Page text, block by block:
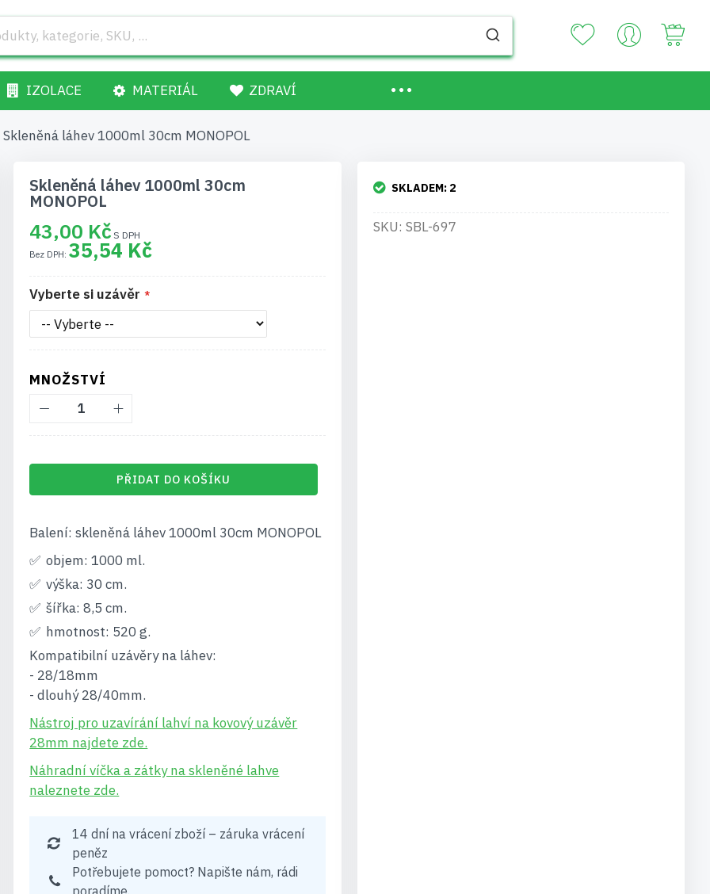
IZOLACE MATERIÁL ZDRAVÍ
Skleněná láhev 1000ml 30cm MONOPOL
Skleněná láhev 1000ml 30cm
MONOPOL
43,00 Kč
35,54 Kč
Vyberte si uzávěr
MNOŽSTVÍ
PŘIDAT DO KOŠÍKU
Balení: skleněná láhev 1000ml 30cm MONOPOL
objem: 1000 ml.
výška: 30 cm.
šířka: 8,5 cm.
hmotnost: 520 g.
Kompatibilní uzávěry na láhev:
- 28/18mm
- dlouhý 28/40mm.
Nástroj pro uzavírání lahví na kovový uzávěr
28mm najdete zde.
Náhradní víčka a zátky na skleněné lahve
naleznete zde.
14 dní na vrácení zboží – záruka vrácení
peněz
Potřebujete pomoct? Napište nám, rádi
poradíme.
SKLADEM: 2
SKU: SBL-697